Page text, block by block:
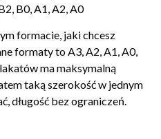
B0, A1, A2, A0
formacie, jaki chcesz
formaty to A3, A2, A1, A0,
ma maksymalną
taką szerokość w jednym
długość bez ograniczeń.